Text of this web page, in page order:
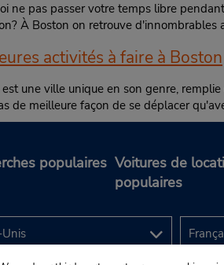
ne pas passer votre temps libre
À Boston on retrouve d'innombrables
activités à faire à Boston
une ville unique en son genre,
de meilleure façon de se déplacer
populaires Voitures de
populaires